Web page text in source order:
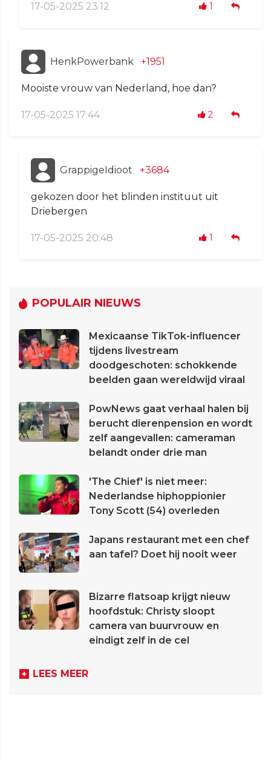
17-05-2025 23:12 1
HenkPowerbank +1951
Mooiste vrouw van Nederland, hoe dan?
17-05-2025 17:44 2
GrappigeIdioot +3684
gekozen door het blinden instituut uit
Driebergen
17-05-2025 20:48 1
POPULAIR NIEUWS
Mexicaanse TikTok-influencer
tijdens livestream
doodgeschoten: schokkende
beelden gaan wereldwijd viraal
PowNews gaat verhaal halen bij
berucht dierenpension en wordt
zelf aangevallen: cameraman
belandt onder drie man
'The Chief' is niet meer:
Nederlandse hiphoppionier
Tony Scott (54) overleden
Japans restaurant met een chef
aan tafel? Doet hij nooit weer
Bizarre flatsoap krijgt nieuw
hoofdstuk: Christy sloopt
camera van buurvrouw en
eindigt zelf in de cel
LEES MEER